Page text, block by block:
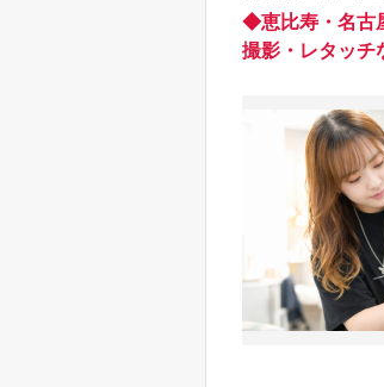
◆恵比寿・名古
撮影・レタッチ